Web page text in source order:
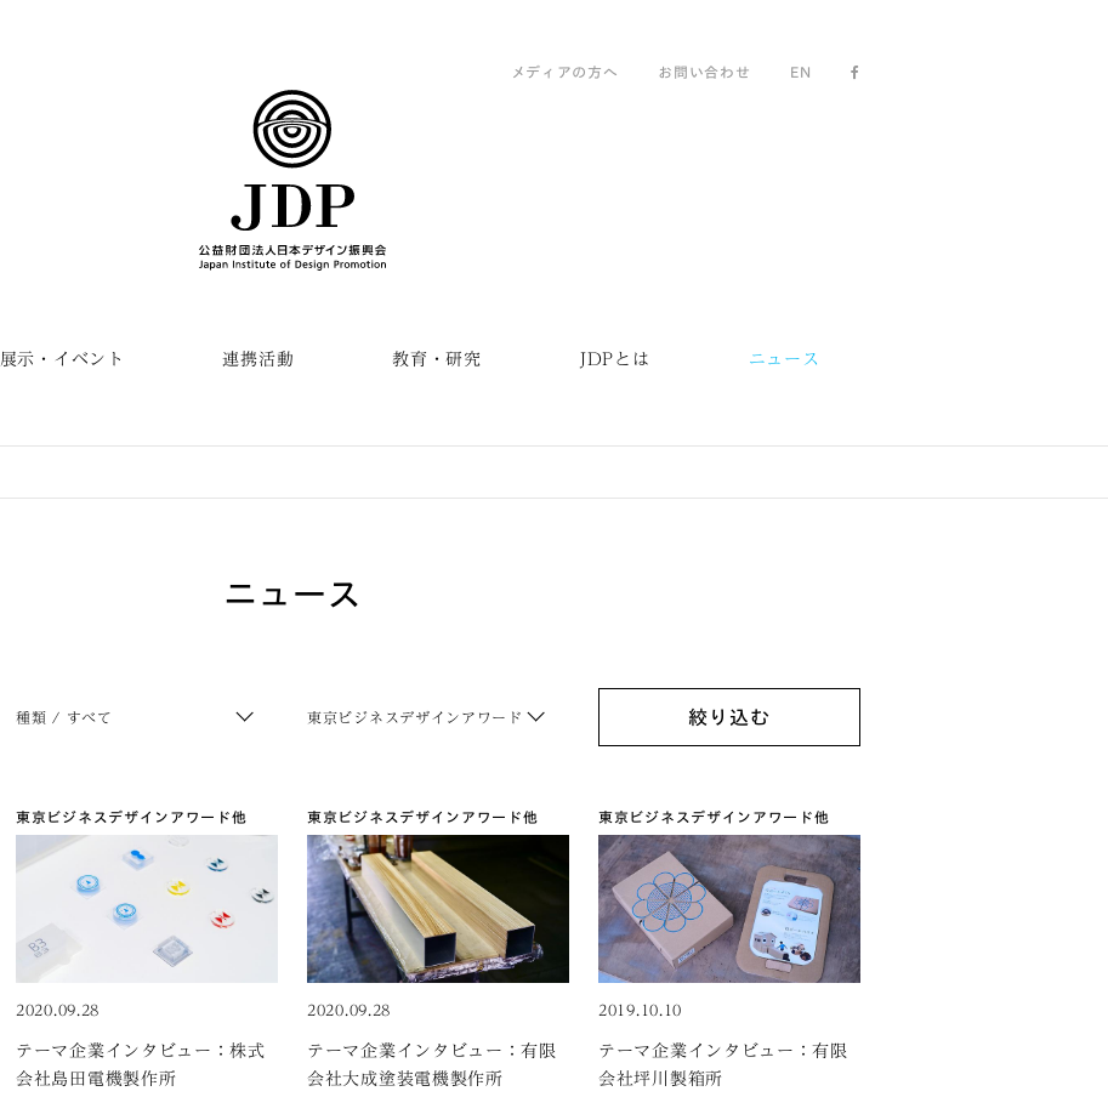
メディアの方へ お問い合わせ EN
展示・イベント 連携活動 教育・研究 JDPとは ニュース
ニュース
種類 / すべて 東京ビジネスデザインアワード
東京ビジネスデザインアワード他
2020.09.28
テーマ企業インタビュー：株式
会社島田電機製作所
東京ビジネスデザインアワード他
2020.09.28
テーマ企業インタビュー：有限
会社大成塗装電機製作所
東京ビジネスデザインアワード他
2019.10.10
テーマ企業インタビュー：有限
会社坪川製箱所